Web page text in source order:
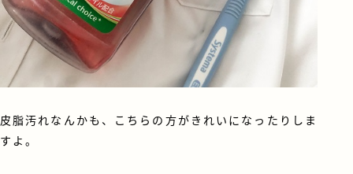
皮脂汚れなんかも、こちらの方がきれいになったりしま
すよ。